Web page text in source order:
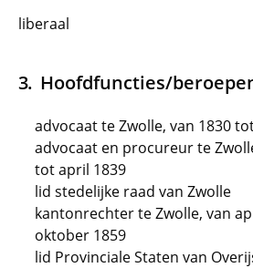
liberaal
Hoofdfuncties/
advocaat te Zwolle, van 1830
advocaat en procureur te
tot april 1839
lid stedelijke raad van Zwolle
kantonrechter te Zwolle, van
oktober 1859
lid Provinciale Staten van